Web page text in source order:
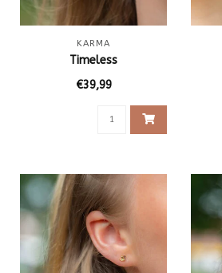
KARMA
Timeless
€39,99